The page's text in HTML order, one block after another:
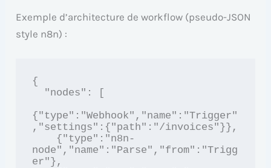
Exemple d’architecture de workflow (pseudo-JSON
style n8n) :
{
{"type":"Webhook","name":"Trigger"
,"settings":{"path":"/invoices"}},
node","name":"Parse","from":"Trigg
er"},